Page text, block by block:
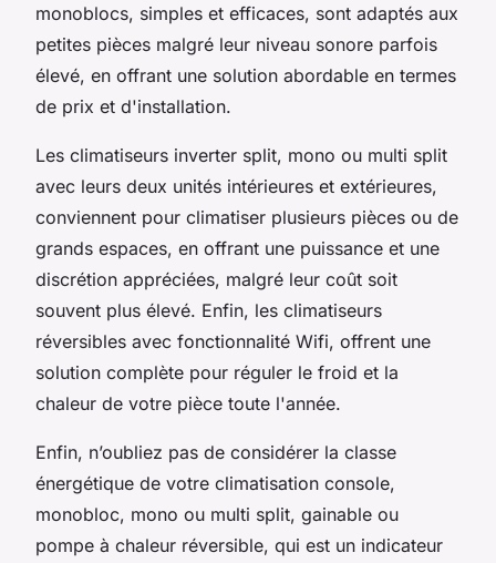
monoblocs, simples et efficaces, sont adaptés aux
petites pièces malgré leur niveau sonore parfois
élevé, en offrant une solution abordable en termes
de prix et d'installation.
Les climatiseurs inverter split, mono ou multi split
avec leurs deux unités intérieures et extérieures,
conviennent pour climatiser plusieurs pièces ou de
grands espaces, en offrant une puissance et une
discrétion appréciées, malgré leur coût soit
souvent plus élevé. Enfin, les climatiseurs
réversibles avec fonctionnalité Wifi, offrent une
solution complète pour réguler le froid et la
chaleur de votre pièce toute l'année.
Enfin, n’oubliez pas de considérer la classe
énergétique de votre climatisation console,
monobloc, mono ou multi split, gainable ou
pompe à chaleur réversible, qui est un indicateur